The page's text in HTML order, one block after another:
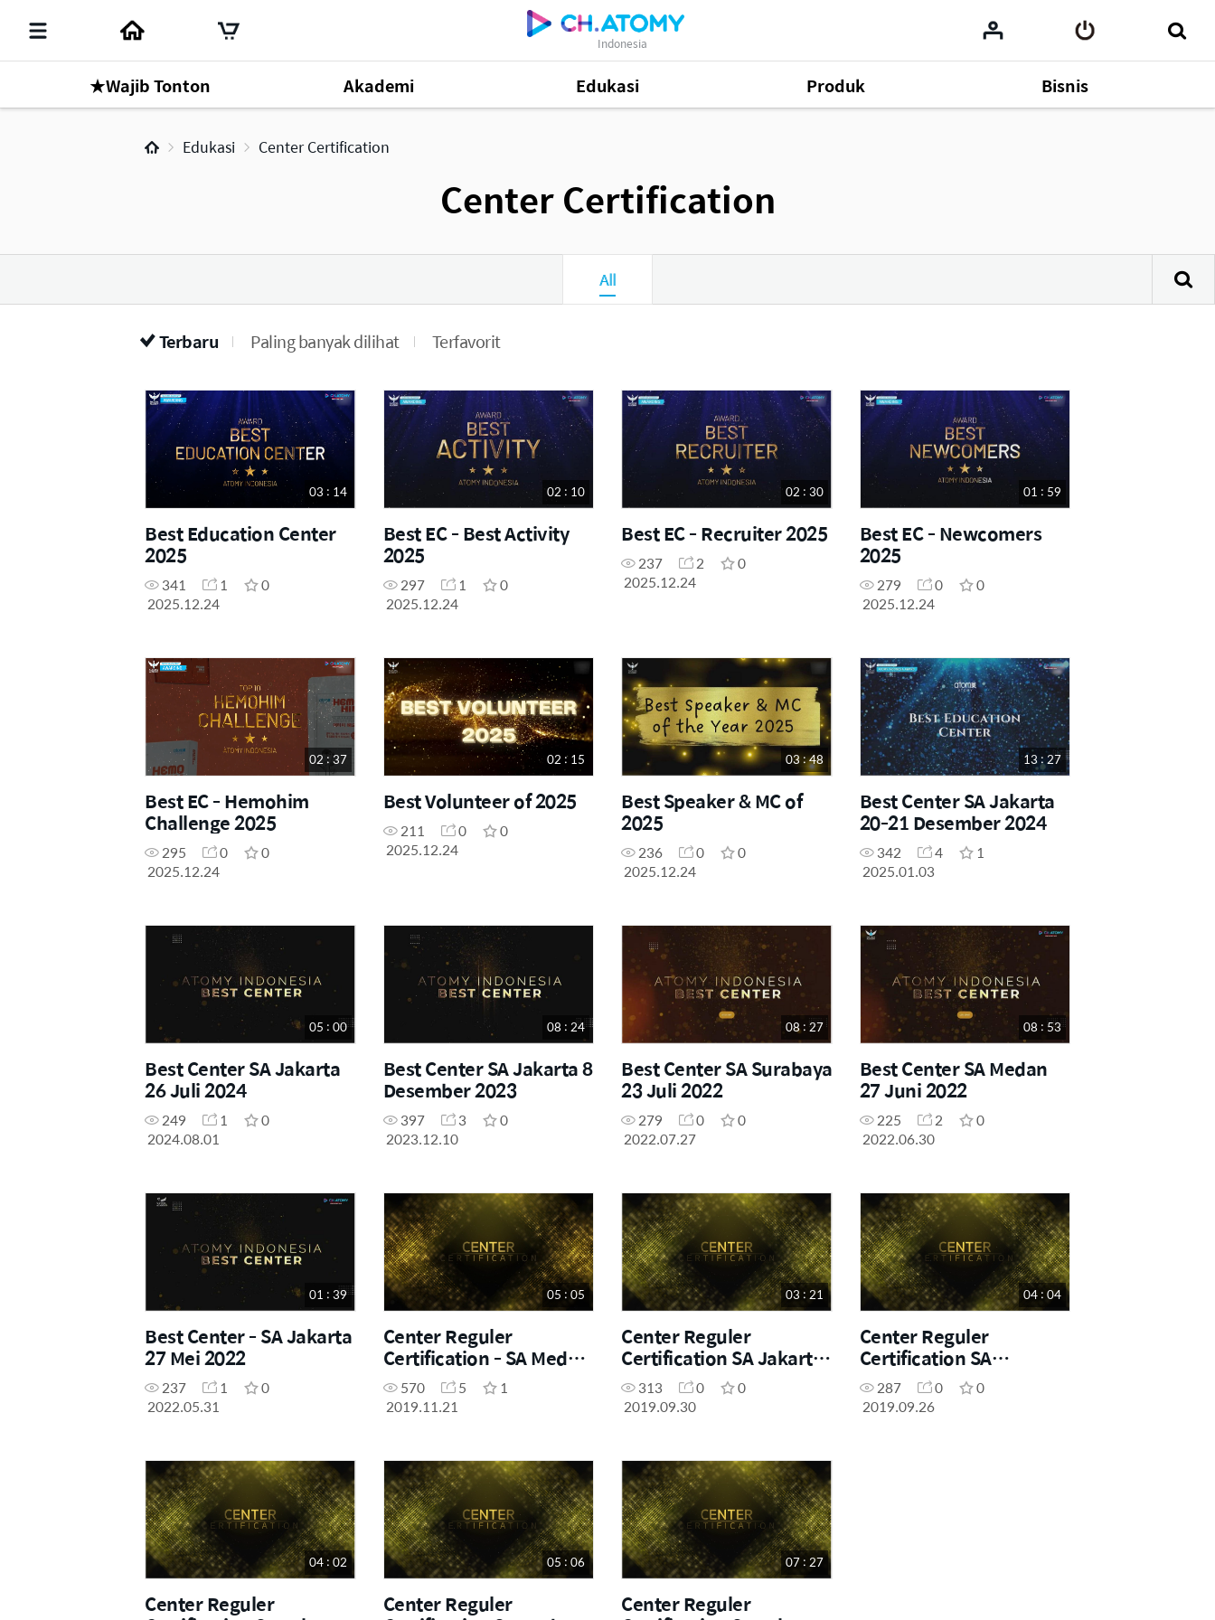
Indonesia
★Wajib Tonton Akademi
Mr. Park Han Gill
Online Seminar181
Edukasi
Informasi Produk505
Mastership Promotion252
Produk Bisnis
Edukasi Center Certification
Center Certification
All
Terbaru Paling banyak dilihat Terfavorit
03 : 14
Best Education Center
2025
341 1
0
2025.12.24
02 : 10
Best EC - Best Activity
2025
297 1
0
2025.12.24
02 : 30
Best EC - Recruiter 2025
237 2
0
2025.12.24
01 : 59
Best EC - Newcomers
2025
279 0
0
2025.12.24
02 : 37
Best EC - Hemohim
Challenge 2025
295 0
0
2025.12.24
02 : 15
Best Volunteer of 2025
211 0
0
2025.12.24
03 : 48
Best Speaker & MC of
2025
236 0
0
2025.12.24
13 : 27
Best Center SA Jakarta
20-21 Desember 2024
342 4
1
2025.01.03
05 : 00
Best Center SA Jakarta
26 Juli 2024
249 1
0
2024.08.01
08 : 24
Best Center SA Jakarta 8
Desember 2023
397 3
0
2023.12.10
08 : 27
Best Center SA Surabaya
23 Juli 2022
279 0
0
2022.07.27
08 : 53
Best Center SA Medan
27 Juni 2022
225 2
0
2022.06.30
01 : 39
Best Center - SA Jakarta
27 Mei 2022
237 1
0
2022.05.31
05 : 05
Center Reguler
Certification - SA Medan
28 September 2019
570 5
1
2019.11.21
03 : 21
Center Reguler
Certification SA Jakarta
23 & 24 Agustus 2019
313 0
0
2019.09.30
04 : 04
Center Reguler
Certification SA
Surabaya 26 Juli 2019
287 0
0
2019.09.26
04 : 02
Center Reguler
05 : 06
Center Reguler
07 : 27
Center Reguler